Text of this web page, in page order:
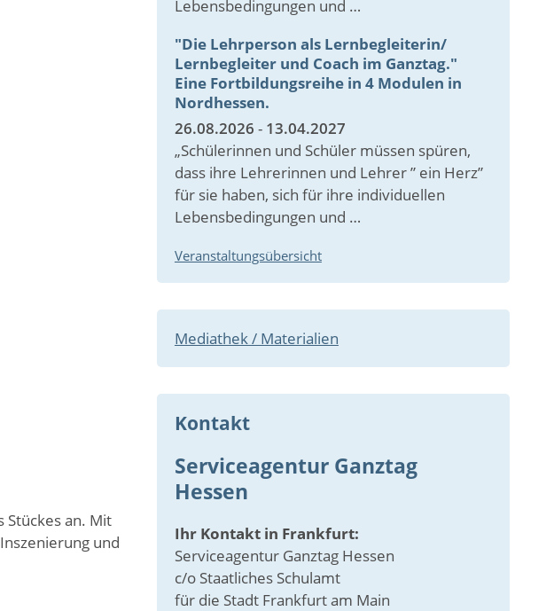
Stückes an. Mit
und
Lebensbedingungen und …
"Die Lehrperson als Lernbegleiterin/
Lernbegleiter und Coach im Ganztag."
Eine Fortbildungsreihe in 4 Modulen in
Nordhessen.
26.08.2026 - 13.04.2027
„Schülerinnen und Schüler müssen spüren,
dass ihre Lehrerinnen und Lehrer ” ein Herz”
für sie haben, sich für ihre individuellen
Lebensbedingungen und …
Veranstaltungsübersicht
Mediathek / Materialien
Kontakt
Serviceagentur Ganztag
Hessen
Ihr Kontakt in Frankfurt:
Serviceagentur Ganztag Hessen
c/o Staatliches Schulamt
für die Stadt Frankfurt am Main